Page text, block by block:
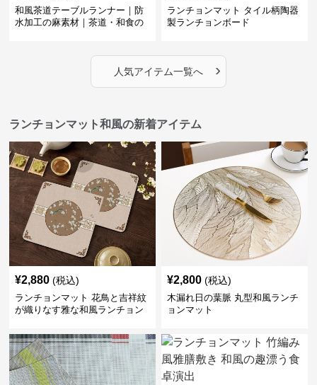
和風茶道テーブルランナー｜防
水加工の麻素材｜茶道・和食の
ランチョンマット タイル柄陶器
製ランチョンボード
人気アイテム一覧へ ›
ランチョンマット和風の新着アイテム
¥2,880 (税込)
ランチョンマット 花鳥と吉祥紋
が織りなす雅な和風ランチョン
¥2,800 (税込)
木漏れ日の葉脈 丸型和風ランチ
ョンマット